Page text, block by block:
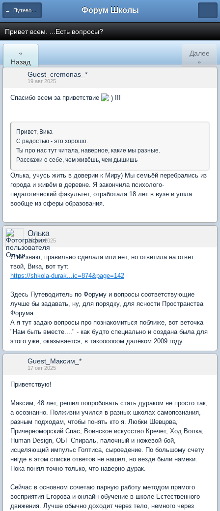
← Путеводитель форума Форум Школы
Привет всем. ...Есть вопросы?
«
Назад
Далее
»
Guest_cremonas_*
19 авг 2025
Спасибо всем за приветствие !!!
Привет, Вика
С радостью - это хорошо.
Ты про нас тут читала, наверное, какие мы разные.
Расскажи о себе, чем живёшь, чем дышишь
Олька, учусь жить в доверии к Миру) Мы семьёй перебрались из
города и живём в деревне. Я закончила психолого-
педагогический факультет, отработала 18 лет в вузе и ушла
вообще из сферы образования.
Олька
20 авг 2025
Я не знаю, правильно сделала или нет, но ответила на ответ
твой, Вика, вот тут:
https://shkola-durak...ic=874&page=142
Здесь Путеводитель по Форуму и вопросы соответствующие
лучше бы задавать, ну, для порядку, для ясности Пространства
Форума.
А я тут задаю вопросы про познакомиться поближе, вот веточка
"Нам быть вместе...." - как будто специально и создана была для
этого уже, оказывается, в такоооооом далёком 2009 году
Guest_Максим_*
17 окт 2025
Приветствую!
Максим, 48 лет, решил попробовать стать дураком не просто так,
а осознанно. Полжизни учился в разных школах самопознания,
разным подходам, чтобы понять кто я. Любки Шевцова,
Причерноморский Спас, Воинское искусство Кречет, Ход Волка,
Human Design, ОБГ Спираль, палочный и ножевой бой,
исцеляющий импульс Голтиса, сыроедение. По большому счету
нигде в этом списке ответов не нашел, но везде были намеки.
Пока понял точно только, что наверно дурак.
Сейчас в основном сочетаю парную работу методом прямого
восприятия Егорова и онлайн обучение в школе Естественного
движения. Лучше обычно доходит через тело, немного через